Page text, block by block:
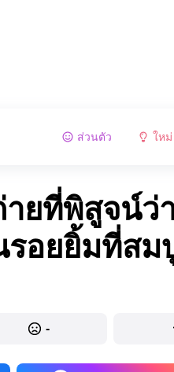
ส่วนตัว ใหม่
ายที่พิสูจน์ว่
รอยยิ้มที่ส
-